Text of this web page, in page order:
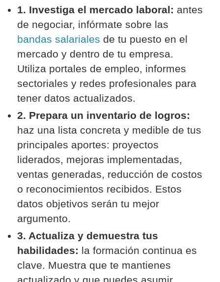
1. Investiga el mercado laboral: antes
de negociar, infórmate sobre las
bandas salariales de tu puesto en el
mercado y dentro de tu empresa.
Utiliza portales de empleo, informes
sectoriales y redes profesionales para
tener datos actualizados.
2. Prepara un inventario de logros:
haz una lista concreta y medible de tus
principales aportes: proyectos
liderados, mejoras implementadas,
ventas generadas, reducción de costos
o reconocimientos recibidos. Estos
datos objetivos serán tu mejor
argumento.
3. Actualiza y demuestra tus
habilidades: la formación continua es
clave. Muestra que te mantienes